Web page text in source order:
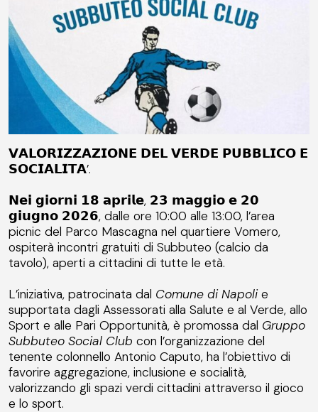
𝗩𝗔𝗟𝗢𝗥𝗜𝗭𝗭𝗔𝗭𝗜𝗢𝗡𝗘 𝗗𝗘𝗟 𝗩𝗘𝗥𝗗𝗘 𝗣𝗨𝗕𝗕𝗟𝗜𝗖𝗢 𝗘
𝗦𝗢𝗖𝗜𝗔𝗟𝗜𝗧𝗔’.
𝗡𝗲𝗶 𝗴𝗶𝗼𝗿𝗻𝗶 𝟭𝟴 𝗮𝗽𝗿𝗶𝗹𝗲, 𝟮𝟯 𝗺𝗮𝗴𝗴𝗶𝗼 𝗲 𝟮𝟬
𝗴𝗶𝘂𝗴𝗻𝗼 𝟮𝟬𝟮𝟲, dalle ore 10:00 alle 13:00, l’area
picnic del Parco Mascagna nel quartiere Vomero,
ospiterà incontri gratuiti di Subbuteo (calcio da
tavolo), aperti a cittadini di tutte le età.
L’iniziativa, patrocinata dal Comune di Napolie
supportata dagli Assessorati alla Salute e al Verde, allo
Sport e alle Pari Opportunità, è promossa dal Gruppo
Subbuteo Social Club con l’organizzazione del
tenente colonnello Antonio Caputo, ha l’obiettivo di
favorire aggregazione, inclusione e socialità,
valorizzando gli spazi verdi cittadini attraverso il gioco
e lo sport.